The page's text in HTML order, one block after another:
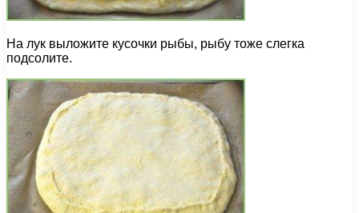
На лук выложите кусочки рыбы, рыбу тоже слегка
подсолите.